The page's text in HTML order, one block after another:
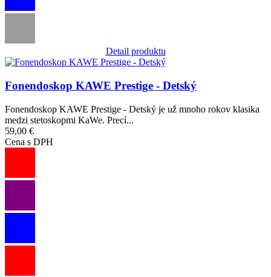
Detail produktu
Obrázok
Fonendoskop KAWE Prestige - Detský
Fonendoskop KAWE Prestige - Detský je už mnoho rokov klasika
medzi stetoskopmi KaWe. Precí...
59,00 €
Cena s DPH